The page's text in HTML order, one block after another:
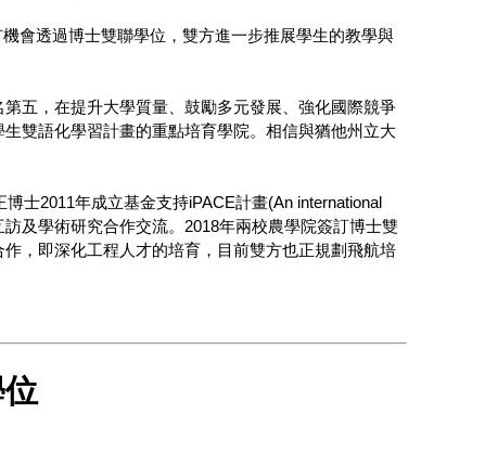
會透過博士雙聯學位，雙方進一步推展學生的教學與
五，在提升大學質量、鼓勵多元發展、強化國際競爭
雙語化學習計畫的重點培育學院。相信與猶他州立大
士2011年成立基金支持iPACE計畫(An international
及學術研究合作交流。2018年兩校農學院簽訂博士雙
，即深化工程人才的培育，目前雙方也正規劃飛航培